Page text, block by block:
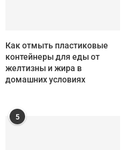
Как отмыть пластиковые
контейнеры для еды от
желтизны и жира в
домашних условиях
5